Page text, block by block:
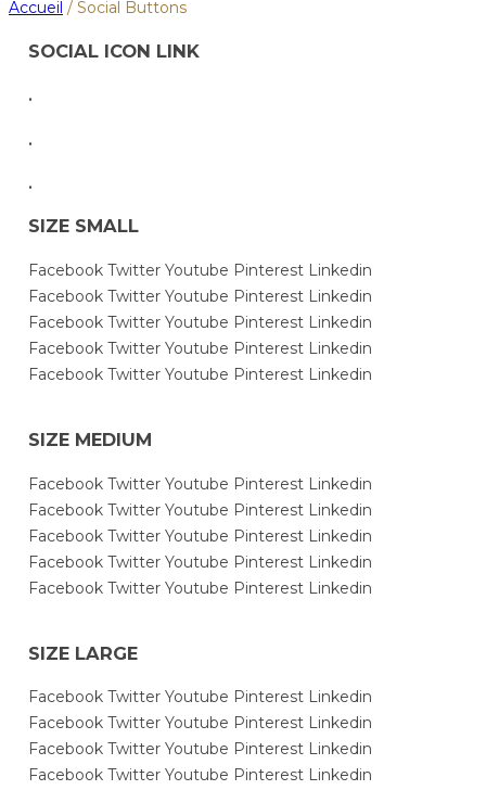
Accueil / Social Buttons
SOCIAL ICON LINK
.
.
.
SIZE SMALL
Facebook Twitter Youtube Pinterest Linkedin
Facebook Twitter Youtube Pinterest Linkedin
Facebook Twitter Youtube Pinterest Linkedin
Facebook Twitter Youtube Pinterest Linkedin
Facebook Twitter Youtube Pinterest Linkedin
SIZE MEDIUM
Facebook Twitter Youtube Pinterest Linkedin
Facebook Twitter Youtube Pinterest Linkedin
Facebook Twitter Youtube Pinterest Linkedin
Facebook Twitter Youtube Pinterest Linkedin
Facebook Twitter Youtube Pinterest Linkedin
SIZE LARGE
Facebook Twitter Youtube Pinterest Linkedin
Facebook Twitter Youtube Pinterest Linkedin
Facebook Twitter Youtube Pinterest Linkedin
Facebook Twitter Youtube Pinterest Linkedin